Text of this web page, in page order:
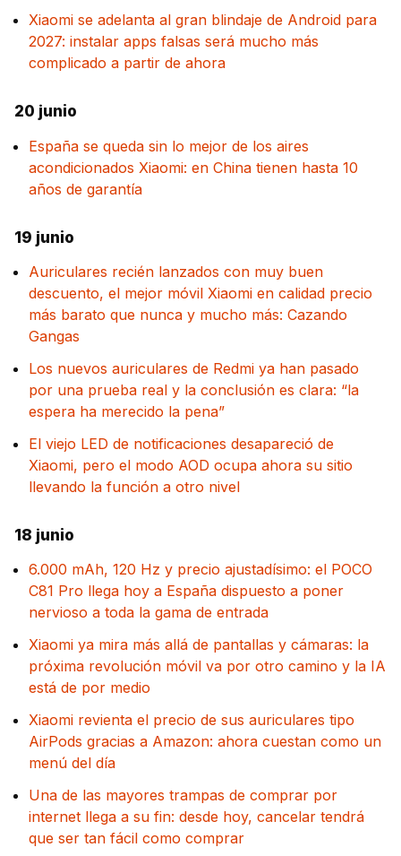
Xiaomi se adelanta al gran blindaje de Android para
2027: instalar apps falsas será mucho más
complicado a partir de ahora
20 junio
España se queda sin lo mejor de los aires
acondicionados Xiaomi: en China tienen hasta 10
años de garantía
19 junio
Auriculares recién lanzados con muy buen
descuento, el mejor móvil Xiaomi en calidad precio
más barato que nunca y mucho más: Cazando
Gangas
Los nuevos auriculares de Redmi ya han pasado
por una prueba real y la conclusión es clara: “la
espera ha merecido la pena”
El viejo LED de notificaciones desapareció de
Xiaomi, pero el modo AOD ocupa ahora su sitio
llevando la función a otro nivel
18 junio
6.000 mAh, 120 Hz y precio ajustadísimo: el POCO
C81 Pro llega hoy a España dispuesto a poner
nervioso a toda la gama de entrada
Xiaomi ya mira más allá de pantallas y cámaras: la
próxima revolución móvil va por otro camino y la IA
está de por medio
Xiaomi revienta el precio de sus auriculares tipo
AirPods gracias a Amazon: ahora cuestan como un
menú del día
Una de las mayores trampas de comprar por
internet llega a su fin: desde hoy, cancelar tendrá
que ser tan fácil como comprar